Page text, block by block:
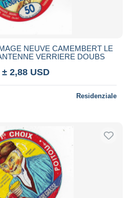
NEUVE CAMEMBERT LE
VERRIERE DOUBS
± 2,88 USD
Residenziale